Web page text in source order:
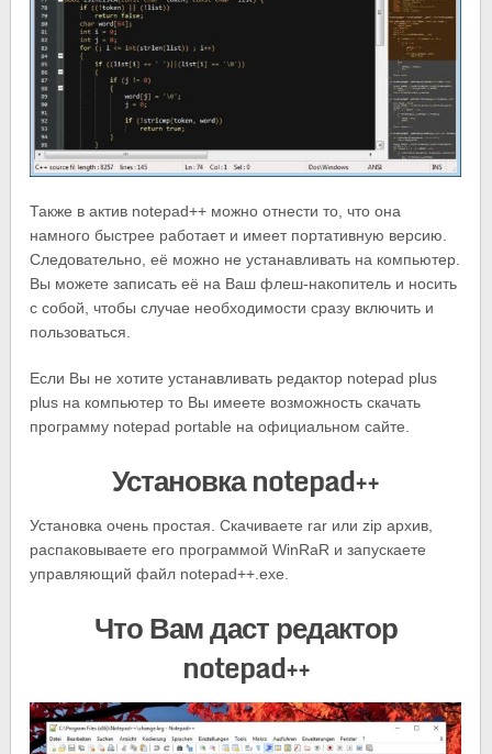
Также в актив notepad++ можно отнести то, что она
намного быстрее работает и имеет портативную версию.
Следовательно, её можно не устанавливать на компьютер.
Вы можете записать её на Ваш флеш-накопитель и носить
с собой, чтобы случае необходимости сразу включить и
пользоваться.
Если Вы не хотите устанавливать редактор notepad plus
plus на компьютер то Вы имеете возможность скачать
программу notepad portable на официальном сайте.
Установка notepad++
Установка очень простая. Скачиваете rar или zip архив,
распаковываете его программой WinRaR и запускаете
управляющий файл notepad++.exe.
Что Вам даст редактор
notepad++